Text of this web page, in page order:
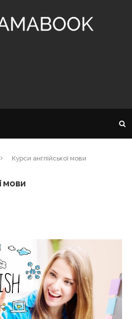
Курси англійської мови
мови